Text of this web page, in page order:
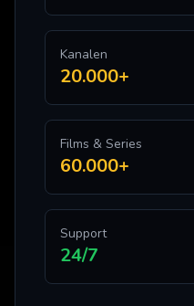
Kanalen
20.000+
Films & Series
60.000+
Support
24/7